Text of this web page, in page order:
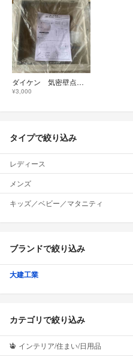
ダイケン 気密壁点検口 ホワイト450角
¥3,000
タイプで絞り込み
レディース
メンズ
キッズ／ベビー／マタニティ
ブランドで絞り込み
大建工業
カテゴリで絞り込み
インテリア/住まい/日用品